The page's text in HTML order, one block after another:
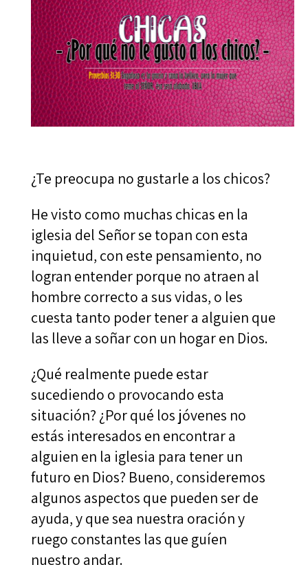
¿Te preocupa no gustarle a los chicos?
He visto como muchas chicas en la
iglesia del Señor se topan con esta
inquietud, con este pensamiento, no
logran entender porque no atraen al
hombre correcto a sus vidas, o les
cuesta tanto poder tener a alguien que
las lleve a soñar con un hogar en Dios.
¿Qué realmente puede estar
sucediendo o provocando esta
situación? ¿Por qué los jóvenes no
estás interesados en encontrar a
alguien en la iglesia para tener un
futuro en Dios? Bueno, consideremos
algunos aspectos que pueden ser de
ayuda, y que sea nuestra oración y
ruego constantes las que guíen
nuestro andar.